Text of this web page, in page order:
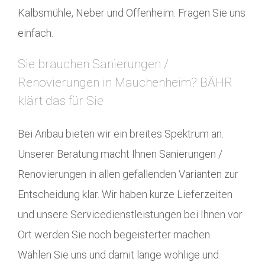
Kalbsmühle, Neber und Offenheim. Fragen Sie uns
einfach.
Sie brauchen Sanierungen /
Renovierungen in Mauchenheim? BÄHR
klärt das für Sie
Bei Anbau bieten wir ein breites Spektrum an.
Unserer Beratung macht Ihnen Sanierungen /
Renovierungen in allen gefallenden Varianten zur
Entscheidung klar. Wir haben kurze Lieferzeiten
und unsere Servicedienstleistungen bei Ihnen vor
Ort werden Sie noch begeisterter machen.
Wählen Sie uns und damit lange wohlige und